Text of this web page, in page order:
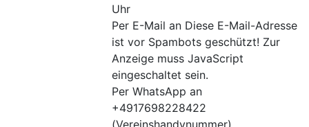
Uhr
Per E-Mail an Diese E-Mail-Adresse
ist vor Spambots geschützt! Zur
Anzeige muss JavaScript
eingeschaltet sein.
Per WhatsApp an
+4917698228422
(Vereinshandynummer)